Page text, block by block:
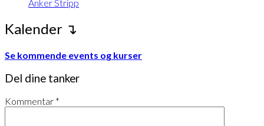
Anker Stripp
Kalender ↴
Se kommende events og kurser
Del dine tanker
Kommentar *